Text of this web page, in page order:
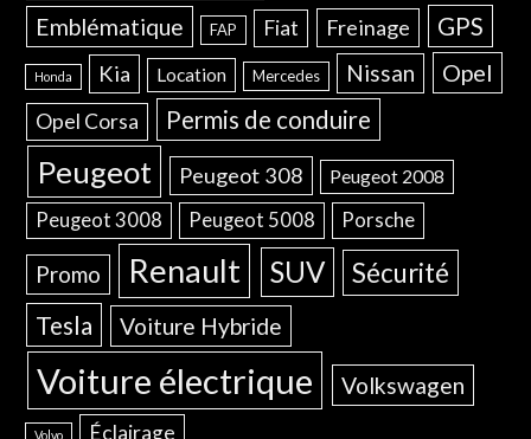
Emblématique FAP Fiat Freinage GPS
Honda Kia Location Mercedes Nissan Opel
Opel Corsa Permis de conduire
Peugeot Peugeot 308 Peugeot 2008
Peugeot 3008 Peugeot 5008 Porsche
Promo Renault SUV Sécurité
Tesla Voiture Hybride
Voiture électrique Volkswagen
Volvo Éclairage